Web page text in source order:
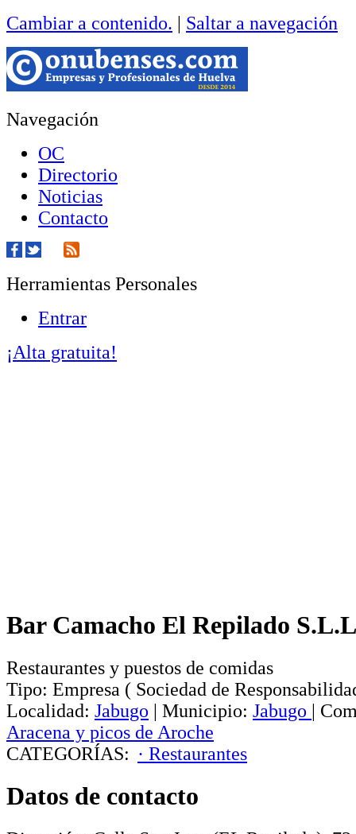
Cambiar a contenido. | Saltar a navegación
Navegación
OC
Directorio
Noticias
Contacto
Herramientas Personales
Entrar
¡Alta gratuita!
Bar Camacho El Repilado
Restaurantes y puestos de comidas
Tipo: Empresa ( Sociedad de
Localidad: Jabugo | Municipio: Jabugo |
Aracena y picos de Aroche
CATEGORÍAS: · Restaurantes
Datos de contacto